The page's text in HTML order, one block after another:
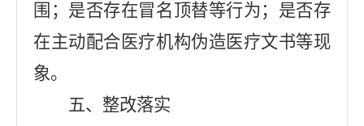
围；是否存在冒名顶替等行为；是否存
在主动配合医疗机构伪造医疗文书等现
象。
五、整改落实